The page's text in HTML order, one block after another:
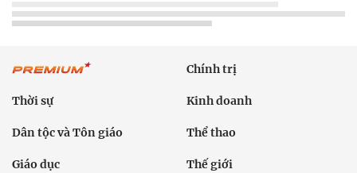
Chính trị
Thời sự Kinh doanh
Dân tộc và Tôn giáo Thể thao
Giáo dục Thế giới